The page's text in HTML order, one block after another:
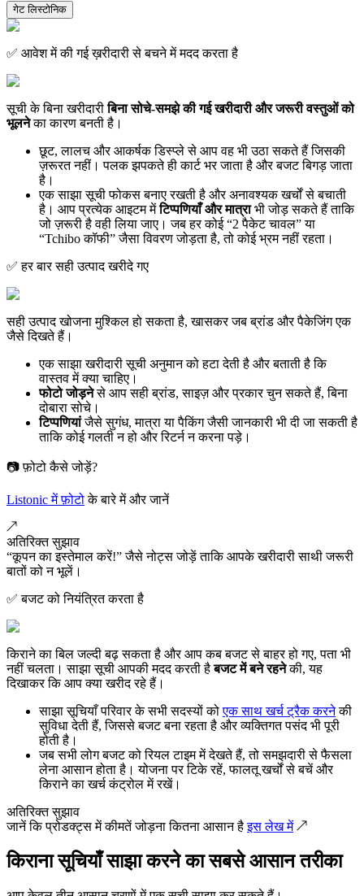
गेट लिस्टोनिक
✅ आवेश में की गई ख़रीदारी से बचने में मदद करता है
सूची के बिना खरीदारीबिना सोचे-समझे की गई खरीदारी और जरूरी वस्तुओं को
भूलनेका कारण बनती है।
छूट, लालच और आकर्षक डिस्प्ले से आप वह भी उठा सकते हैं जिसकी
ज़रूरत नहीं। पलक झपकते ही कार्ट भर जाता है और बजट बिगड़ जाता
है।
एक साझा सूची फोकस बनाए रखती है और अनावश्यक खर्चों से बचाती
है। आप प्रत्येक आइटम मेंटिप्पणियाँ और मात्राभी जोड़ सकते हैं ताकि
जो ज़रूरी है वही लिया जाए। जब हर कोई “2 पैकेट चावल” या
“Tchibo कॉफी” जैसा विवरण जोड़ता है, तो कोई भ्रम नहीं रहता।
✅ हर बार सही उत्पाद खरीदे गए
सही उत्पाद खोजना मुश्किल हो सकता है, खासकर जब ब्रांड और पैकेजिंग एक
जैसे दिखते हैं।
एक साझा खरीदारी सूची अनुमान को हटा देती है और बताती है कि
वास्तव में क्या चाहिए।
फोटो जोड़नेसे आप सही ब्रांड, साइज़ और प्रकार चुन सकते हैं, बिना
दोबारा सोचे।
टिप्पणियांजैसे सुगंध, मात्रा या पैकिंग जैसी जानकारी भी दी जा सकती है
ताकि कोई गलती न हो और रिटर्न न करना पड़े।
📷 फ़ोटो कैसे जोड़ें?
Listonic में फ़ोटोके बारे में और जानें
↗️
अतिरिक्त सुझाव
“कूपन का इस्तेमाल करें!” जैसे नोट्स जोड़ें ताकि आपके खरीदारी साथी जरूरी
बातों को न भूलें।
✅ बजट को नियंत्रित करता है
किराने का बिल जल्दी बढ़ सकता है और आप कब बजट से बाहर हो गए, पता भी
नहीं चलता। साझा सूची आपकी मदद करती हैबजट में बने रहनेकी, यह
दिखाकर कि आप क्या खरीद रहे हैं।
साझा सूचियाँ परिवार के सभी सदस्यों कोएक साथ खर्च ट्रैक करनेकी
सुविधा देती हैं, जिससे बजट बना रहता है और व्यक्तिगत पसंद भी पूरी
होती है।
जब सभी लोग बजट को रियल टाइम में देखते हैं, तो समझदारी से फैसला
लेना आसान होता है। योजना पर टिके रहें, फालतू खर्चों से बचें और
किराने का खर्च कंट्रोल में रखें।
अतिरिक्त सुझाव
जानें कि प्रोडक्ट्स में कीमतें जोड़ना कितना आसान हैइस लेख में↗️
किराना सूचियाँ साझा करने का सबसे आसान तरीका